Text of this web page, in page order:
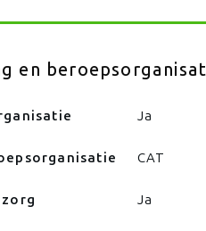
en
Ja
CAT
Ja